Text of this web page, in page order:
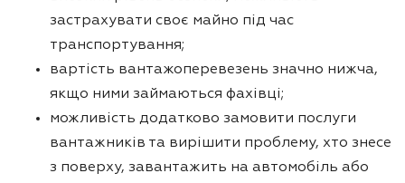
застрахувати своє майно під час
транспортування;
вартість вантажоперевезень значно нижча,
якщо ними займаються фахівці;
можливість додатково замовити послуги
вантажників та вирішити проблему, хто знесе
з поверху, завантажить на автомобіль або